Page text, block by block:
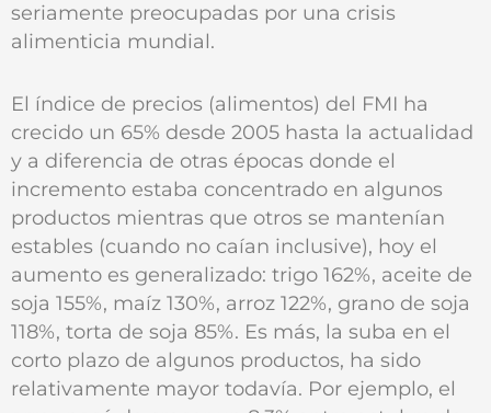
seriamente preocupadas por una crisis
alimenticia mundial.
El índice de precios (alimentos) del FMI ha
crecido un 65% desde 2005 hasta la actualidad
y a diferencia de otras épocas donde el
incremento estaba concentrado en algunos
productos mientras que otros se mantenían
estables (cuando no caían inclusive), hoy el
aumento es generalizado: trigo 162%, aceite de
soja 155%, maíz 130%, arroz 122%, grano de soja
118%, torta de soja 85%. Es más, la suba en el
corto plazo de algunos productos, ha sido
relativamente mayor todavía. Por ejemplo, el